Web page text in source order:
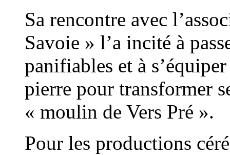
Sa rencontre avec
Savoie » l’a incité à
panifiables et à
pierre pour transformer
« moulin de Vers Pré ».
Pour les productions